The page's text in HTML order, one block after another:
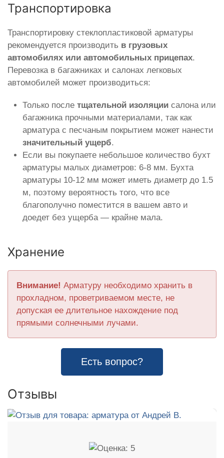
Транспортировка
Транспортировку стеклопластиковой арматуры
рекомендуется производить в грузовых
автомобилях или автомобильных прицепах.
Перевозка в багажниках и салонах легковых
автомобилей может производиться:
Только после тщательной изоляции салона или
багажника прочными материалами, так как
арматура с песчаным покрытием может нанести
значительный ущерб.
Если вы покупаете небольшое количество бухт
арматуры малых диаметров: 6-8 мм. Бухта
арматуры 10-12 мм может иметь диаметр до 1.5
м, поэтому вероятность того, что все
благополучно поместится в вашем авто и
доедет без ущерба — крайне мала.
Хранение
Внимание! Арматуру необходимо хранить в
прохладном, проветриваемом месте, не
допуская ее длительное нахождение под
прямыми солнечными лучами.
Есть вопрос?
Отзывы